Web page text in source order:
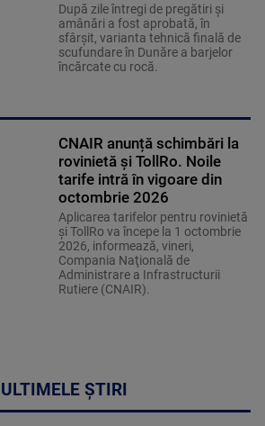
După zile întregi de pregătiri și
amânări a fost aprobată, în
sfârșit, varianta tehnică finală de
scufundare în Dunăre a barjelor
încărcate cu rocă.
CNAIR anunță schimbări la
rovinietă și TollRo. Noile
tarife intră în vigoare din
octombrie 2026
Aplicarea tarifelor pentru rovinietă
şi TollRo va începe la 1 octombrie
2026, informează, vineri,
Compania Naţională de
Administrare a Infrastructurii
Rutiere (CNAIR).
ULTIMELE ȘTIRI